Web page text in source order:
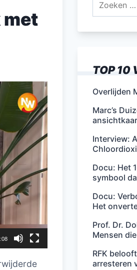
met
TOP 10
Overlijden
Marc’s
Interview:
Docu: Het
symbool
Docu:
Het
Prof. Dr.
Mensen
RFK
arresteren